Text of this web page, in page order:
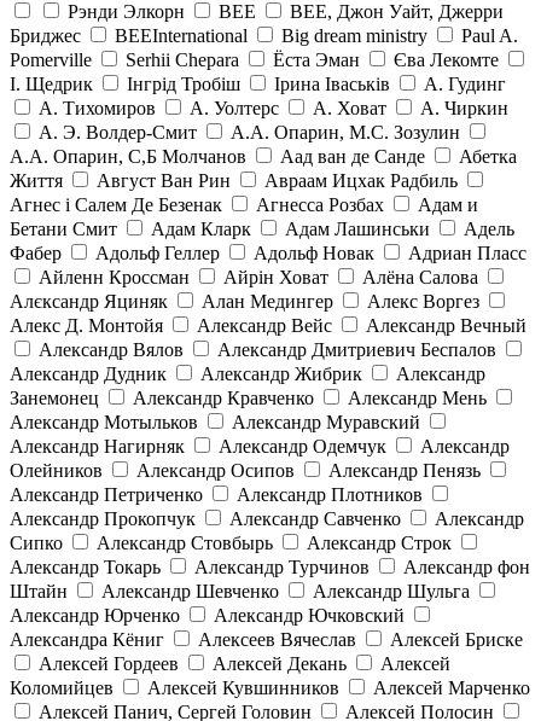
Рэнди Элкорн
BEE
BEE, Джон Уайт, Джерри
Бриджес
BEEInternational Big dream ministry
Paul A.
Pomerville
Serhii Chepara Ёста Эман
Єва Лекомте
І. Щедрик
Інгрід Тробіш Ірина Іваськів
А. Гудинг
А. Тихомиров
А. Уолтерс А. Ховат
А. Чиркин
А. Э. Волдер-Смит
А.А. Опарин, М.С. Зозулин
А.А. Опарин, С,Б Молчанов
Аад ван де Санде
Абетка
Життя
Август Ван Рин
Авраам Ицхак Радбиль
Агнес і Салем Де Безенак
Агнесса Розбах
Адам и
Бетани Смит
Адам Кларк Адам Лашинськи
Адель
Фабер
Адольф Геллер Адольф Новак
Адриан Пласс
Айленн Кроссман
Айрін Ховат
Алёна Салова
Алєксандр Яциняк
Алан Медингер
Алекс Воргез
Алекс Д. Монтойя
Александр Вейс
Александр Вечный
Александр Вялов
Александр Дмитриевич Беспалов
Александр Дудник
Александр Жибрик
Александр
Занемонец
Александр Кравченко
Александр Мень
Александр Мотыльков
Александр Муравский
Александр Нагирняк
Александр Одемчук
Александр
Олейников
Александр Осипов
Александр Пенязь
Александр Петриченко
Александр Плотников
Александр Прокопчук
Александр Савченко
Александр
Сипко
Александр Стовбырь
Александр Строк
Александр Токарь
Александр Турчинов
Александр фон
Штайн
Александр Шевченко
Александр Шульга
Александр Юрченко
Александр Ючковский
Александра Кёниг
Алексеев Вячеслав
Алексей Бриске
Алексей Гордеев
Алексей Декань
Алексей
Коломийцев
Алексей Кувшинников
Алексей Марченко
Алексей Панич, Сергей Головин
Алексей Полосин